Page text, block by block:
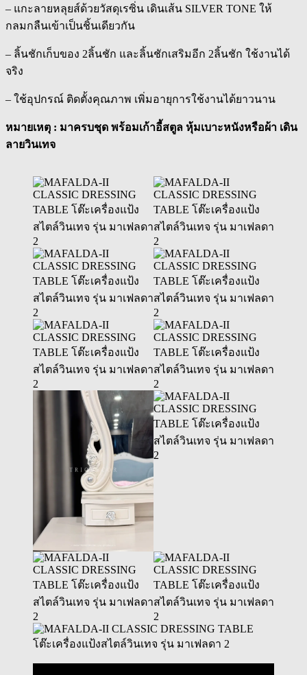
– แกะลายหลุยส์ด้วยวัสดุเรซิ่น เดินเส้น SILVER TONE ให้
กลมกลืนเข้าเป็นชิ้นเดียวกัน
– ลิ้นชักเก็บของ 2ลิ้นชัก และลิ้นชักเสริมอีก 2ลิ้นชัก ใช้งานได้
จริง
– ใช้อุปกรณ์ ติดตั้งคุณภาพ เพิ่มอายุการใช้งานได้ยาวนาน
หมายเหตุ : มาครบชุด พร้อมเก้าอี้สตูล หุ้มเบาะหนังหรือผ้า เดิน
ลายวินเทจ